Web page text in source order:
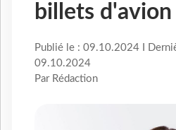
billets d'avion
Publié le : 09.10.2024 I
09.10.2024
Par Rédaction